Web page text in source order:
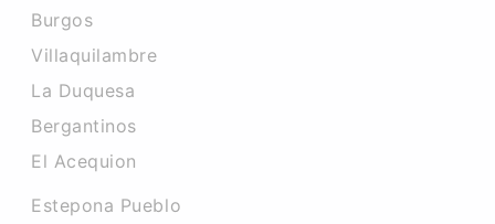
Burgos
Villaquilambre
La Duquesa
Bergantinos
El Acequion
Estepona Pueblo